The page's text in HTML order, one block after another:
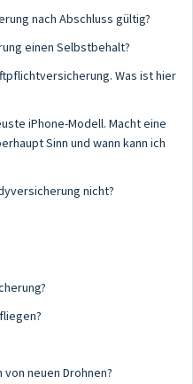
nach Abschluss gültig?
einen Selbstbehalt?
Was ist hier
iPhone-Modell. Macht eine
Sinn und wann kann ich
nicht?
neuen Drohnen?